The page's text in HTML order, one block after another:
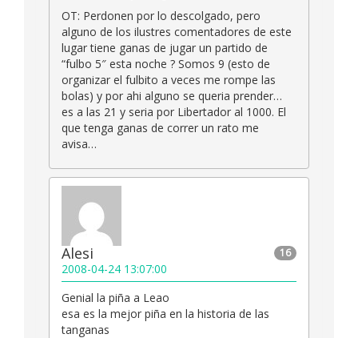
OT: Perdonen por lo descolgado, pero
alguno de los ilustres comentadores de este
lugar tiene ganas de jugar un partido de
“fulbo 5″ esta noche ? Somos 9 (esto de
organizar el fulbito a veces me rompe las
bolas) y por ahi alguno se queria prender…
es a las 21 y seria por Libertador al 1000. El
que tenga ganas de correr un rato me
avisa…
16
Alesi
2008-04-24 13:07:00
Genial la piña a Leao
esa es la mejor piña en la historia de las
tanganas